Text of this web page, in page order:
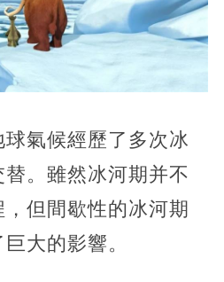
氣候經歷了多次冰
。雖然冰河期并不
但間歇性的冰河期
大的影響。